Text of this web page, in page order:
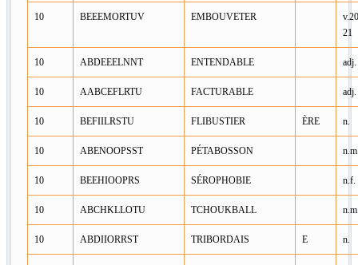
10 BEEEMORTUV EMBOUVETER
21
10 ABDEEELNNT ENTENDABLE adj.
10 AABCEFLRTU FACTURABLE adj.
10 BEFIILRSTU FLIBUSTIER ÈRE n.
10 ABENOOPSST PÉTABOSSON
10 BEEHIOOPRS SÉROPHOBIE n.f.
10 ABCHKLLOTU TCHOUKBALL
10 ABDIIORRST TRIBORDAIS E n.